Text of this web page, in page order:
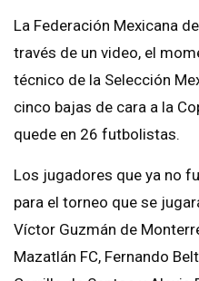
La Federación Mexicana
través de un video, el
técnico de la Selección
cinco bajas de cara a la
quede en 26 futbolistas.
Los jugadores que ya no
para el torneo que se
Víctor Guzmán de
Mazatlán FC, Fernando